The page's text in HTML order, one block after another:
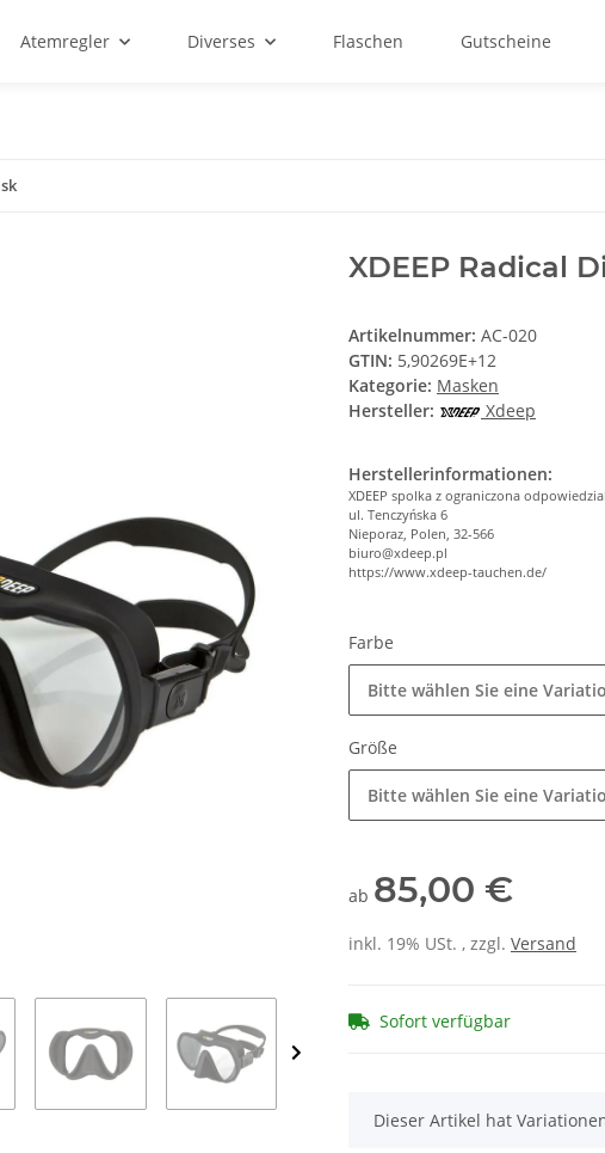
Atemregler Diverses Flaschen Gutscheine
XDEEP Radical
Artikelnummer: AC-020
GTIN: 5,90269E+12
Kategorie: Masken
Hersteller:
Xdeep
Herstellerinformationen:
XDEEP spolka z ograniczona
ul. Tenczyńska 6
Nieporaz, Polen, 32-566
biuro@xdeep.pl
https://www.xdeep-tauchen.de/
Farbe
Bitte wählen Sie eine
Größe
Bitte wählen Sie eine
ab 85,00 €
inkl. 19% USt. , zzgl. Versand
Sofort verfügbar
x
Dieser Artikel hat